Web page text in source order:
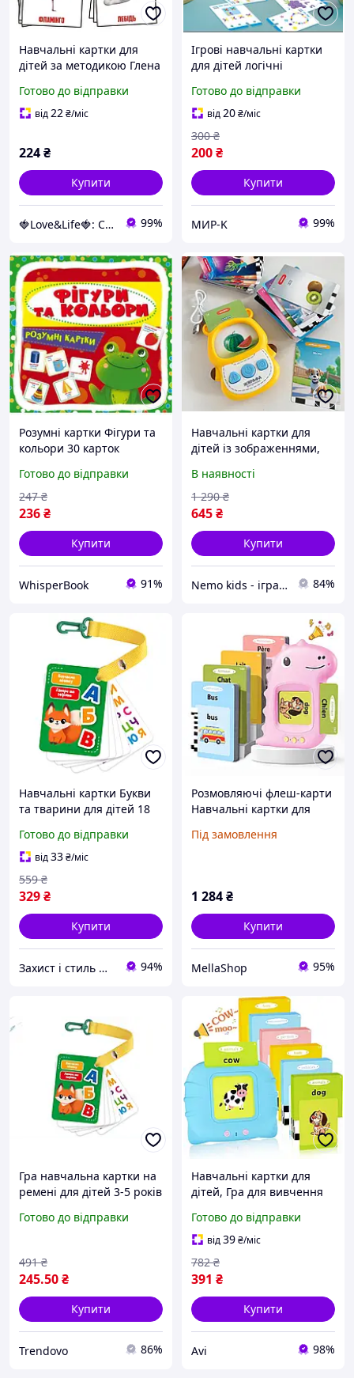
Навчальні картки для
дітей за методикою Глена
Love&Life -online-
multimarket-
Готово до відправки
від22₴/міс
224₴
Купити
🍓Love&Life🍓: Світ Здоров'я 💋 99%
Ігрові навчальні картки
для дітей логічні
мислення
Готово до відправки
від20₴/міс
200₴
300 ₴
Купити
МИР-K 99%
Розумні картки Фігури та
кольори 30 карток
дітей вивчення форм та
кольорів
Готово до відправки
236₴
247 ₴
Купити
WhisperBook 91%
Навчальні картки для
дітей із зображеннями,
планшет із картками
Жираф, Картридер
Жирафа Всезнайка
В наявності
645₴
1 290 ₴
Купити
Nemo kids - іграшки та товари для дітей 84%
Навчальні картки Букви
та тварини для дітей 18
8580
Готово до відправки
від33₴/міс
329₴
559 ₴
Купити
Захист і стиль — в одному магазині 94%
Розмовляючі флеш-карти
Навчальні картки для
Розмови 112 аркушів 224
Під замовлення
1 284₴
Купити
MellaShop 95%
Гра навчальна картки на
ремені для дітей 3-5 років
тварин
Готово до відправки
245.50₴
491 ₴
Купити
Trendovo 86%
Навчальні картки для
дітей, Гра для вивчення
AVI
Готово до відправки
від39₴/міс
391 ₴
782 ₴
Купити
Avi 98%